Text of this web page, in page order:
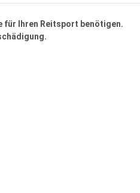
für Ihren Reitsport benötigen.